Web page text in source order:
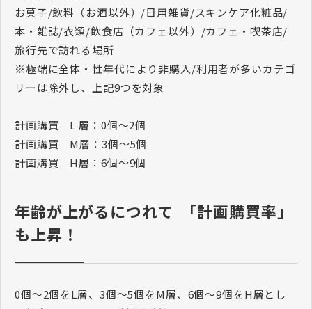
お菓子/飲料（お酒以外）/日用雑貨/スキンケア化粧品/
本・雑誌/衣類/飲食店（カフェ以外）/カフェ・喫茶店/
旅行先で訪れる場所
※極端に全体・性年代により非購入/利用者が多いカテゴ
リーは除外し、上記9つを対象
計画購買 L 層：0個～2個
計画購買 M層：3個～5個
計画購買 H層：6個～9個
年齢が上がるにつれて 「計画購買率」
も上昇！
0個～2個をL層、3個～5個をM層、6個～9個をH層とし